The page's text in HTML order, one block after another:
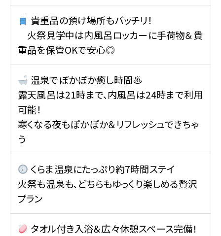
貴重品の預け場所もバッチリ！
火祭見学中は内風呂ロッカーに手荷物＆貴
重品を保管OKで安心◎
温泉でぽかぽか癒し時間♨
露天風呂は21時まで、内風呂は24時まで利用
可能！
寒くなる夜もぽかぽか＆リフレッシュできちゃ
う
くらま温泉にたっぷり約7時間ステイ
火祭も温泉も、どちらもゆっくり楽しめる贅沢
プラン
タオル付き入浴＆広々休憩スペース完備！